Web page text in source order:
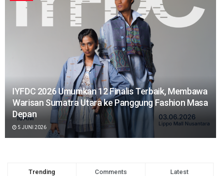
IYFDC 2026 Umumkan 12 Finalis Terbaik, Membawa
Warisan Sumatra Utara ke Panggung Fashion Masa
Depan
5 JUNI 2026
Trending Comments Latest